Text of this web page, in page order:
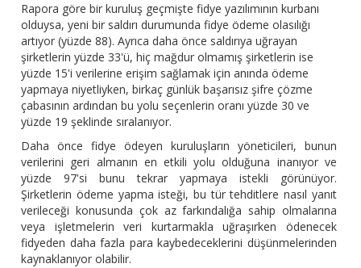
Rapora göre bir kuruluş geçmişte fidye yazılımının kurbanı
olduysa, yeni bir saldırı durumunda fidye ödeme olasılığı
artıyor (yüzde 88). Ayrıca daha önce saldırıya uğrayan
şirketlerin yüzde 33'ü, hiç mağdur olmamış şirketlerin ise
yüzde 15'i verilerine erişim sağlamak için anında ödeme
yapmaya niyetliyken, birkaç günlük başarısız şifre çözme
çabasının ardından bu yolu seçenlerin oranı yüzde 30 ve
yüzde 19 şeklinde sıralanıyor.
Daha önce fidye ödeyen kuruluşların yöneticileri, bunun
verilerini geri almanın en etkili yolu olduğuna inanıyor ve
yüzde 97'si bunu tekrar yapmaya istekli görünüyor.
Şirketlerin ödeme yapma isteği, bu tür tehditlere nasıl yanıt
verileceği konusunda çok az farkındalığa sahip olmalarına
veya işletmelerin veri kurtarmakla uğraşırken ödenecek
fidyeden daha fazla para kaybedeceklerini düşünmelerinden
kaynaklanıyor olabilir.